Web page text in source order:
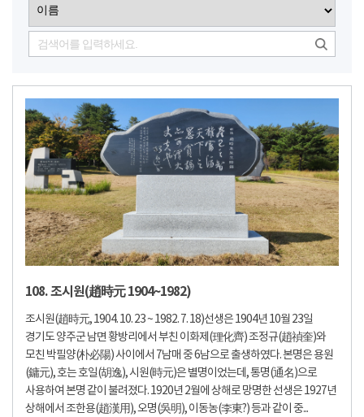
108. 조시원(趙時元 1904~1982)
조시원(趙時元, 1904. 10. 23 ~ 1982. 7. 18)선생은 1904년 10월 23일
경기도 양주군 남면 황방리에서 부친 이화제(理化齊) 조정규(趙禎奎)와
모친 박필양(朴必陽) 사이에서 7남매 중 6남으로 출생하였다. 본명은 용원
(鏞元), 호는 호일(胡逸), 시원(時元)은 별명이었는데, 통명(通名)으로
사용하여 본명 같이 불려졌다. 1920년 2월에 상해로 망명한 선생은 1927년
상해에서 조한용(趙漢用), 오명(吳明), 이동농(李東?) 등과 같이 중...